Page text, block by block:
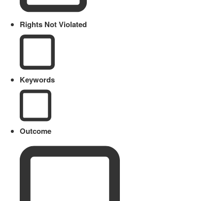
Rights Not Violated
Keywords
Outcome